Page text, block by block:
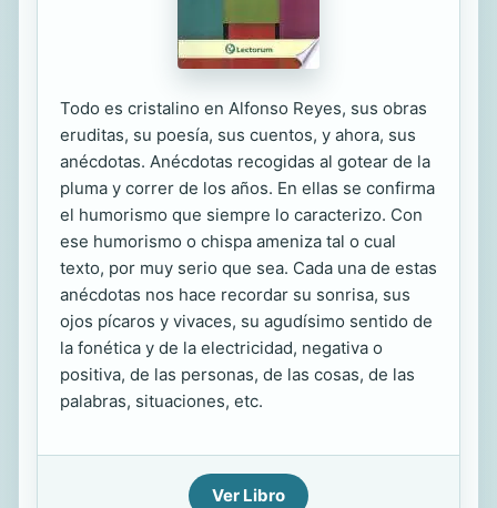
Todo es cristalino en Alfonso Reyes, sus obras
eruditas, su poesía, sus cuentos, y ahora, sus
anécdotas. Anécdotas recogidas al gotear de la
pluma y correr de los años. En ellas se confirma
el humorismo que siempre lo caracterizo. Con
ese humorismo o chispa ameniza tal o cual
texto, por muy serio que sea. Cada una de estas
anécdotas nos hace recordar su sonrisa, sus
ojos pícaros y vivaces, su agudísimo sentido de
la fonética y de la electricidad, negativa o
positiva, de las personas, de las cosas, de las
palabras, situaciones, etc.
Ver Libro